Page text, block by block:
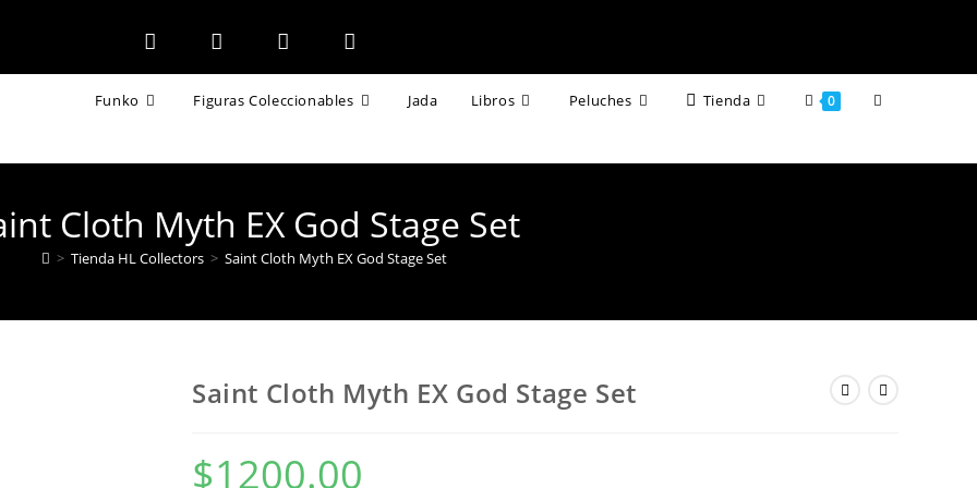
Funko Figuras Coleccionables Jada Libros Peluches Tienda 0 Alternar
Cloth Myth EX God Stage Set
> Tienda HL Collectors > Saint Cloth Myth EX God Stage Set
Saint Cloth Myth EX God Stage Set
$1200.00